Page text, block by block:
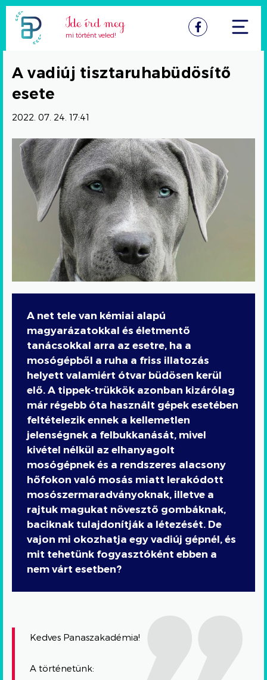
mi történt veled! Facebook
A vadiúj tisztaruhabüdösítő
esete
2022. 07. 24. 17:41
A net tele van kémiai alapú
magyarázatokkal és életmentő
tanácsokkal arra az esetre, ha a
mosógépből a ruha a friss illatozás
helyett valamiért ótvar büdösen kerül
elő. A tippek-trükkök azonban kizárólag
már régebb óta használt gépek esetében
feltételezik ennek a kellemetlen
jelenségnek a felbukkanását, mivel
kivétel nélkül az elhanyagolt
mosógépnek és a rendszeres alacsony
hőfokon való mosás miatt lerakódott
mosószermaradványoknak, illetve a
rajtuk magukat növesztő gombáknak,
baciknak tulajdonítják a létezését. De
vajon mi okozhatja egy vadiúj gépnél, és
mit tehetünk fogyasztóként ebben a
nem várt esetben?
Kedves Panaszakadémia!
A történetünk: